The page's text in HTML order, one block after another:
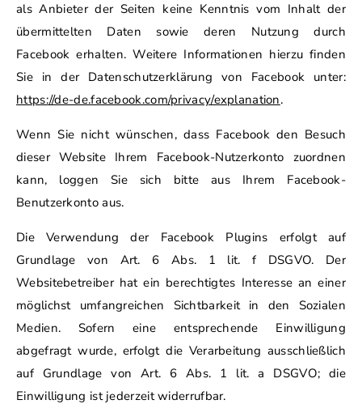
als Anbieter der Seiten keine Kenntnis vom Inhalt der
übermittelten Daten sowie deren Nutzung durch
Facebook erhalten. Weitere Informationen hierzu finden
Sie in der Datenschutzerklärung von Facebook unter:
https://de-de.facebook.com/privacy/explanation.
Wenn Sie nicht wünschen, dass Facebook den Besuch
dieser Website Ihrem Facebook-Nutzerkonto zuordnen
kann, loggen Sie sich bitte aus Ihrem Facebook-
Benutzerkonto aus.
Die Verwendung der Facebook Plugins erfolgt auf
Grundlage von Art. 6 Abs. 1 lit. f DSGVO. Der
Websitebetreiber hat ein berechtigtes Interesse an einer
möglichst umfangreichen Sichtbarkeit in den Sozialen
Medien. Sofern eine entsprechende Einwilligung
abgefragt wurde, erfolgt die Verarbeitung ausschließlich
auf Grundlage von Art. 6 Abs. 1 lit. a DSGVO; die
Einwilligung ist jederzeit widerrufbar.